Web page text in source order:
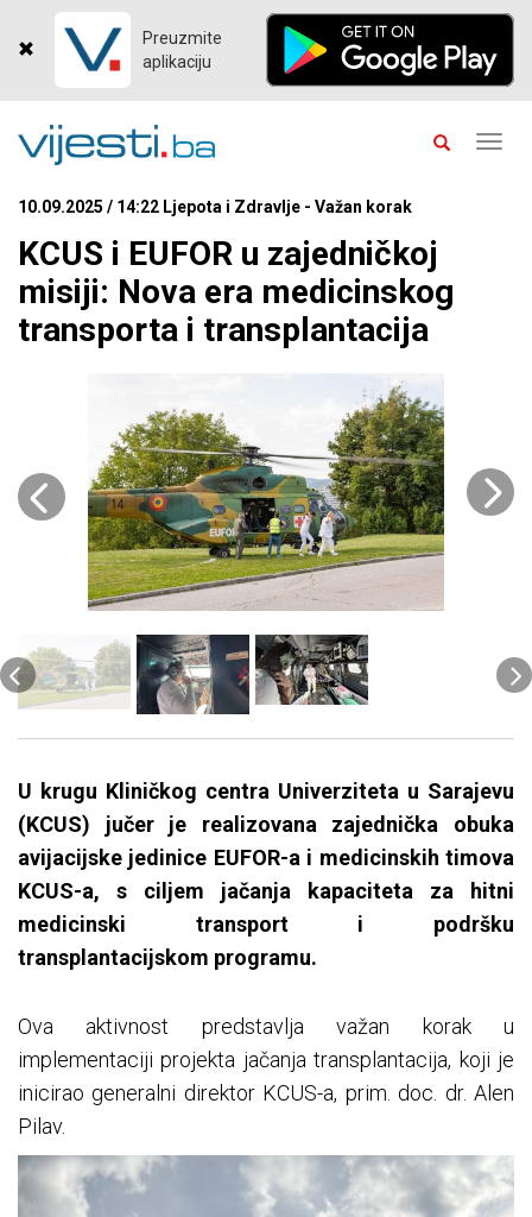
Preuzmite
aplikaciju
10.09.2025 / 14:22 Ljepota i Zdravlje - Važan korak
KCUS i EUFOR u zajedničkoj
misiji: Nova era medicinskog
transporta i transplantacija
U krugu Kliničkog centra Univerziteta u Sarajevu
(KCUS) jučer je realizovana zajednička obuka
avijacijske jedinice EUFOR-a i medicinskih timova
KCUS-a, s ciljem jačanja kapaciteta za hitni
medicinski transport i podršku
transplantacijskom programu.
Ova aktivnost predstavlja važan korak u
implementaciji projekta jačanja transplantacija, koji je
inicirao generalni direktor KCUS-a, prim. doc. dr. Alen
Pilav.